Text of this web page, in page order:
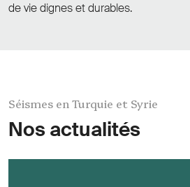
de vie dignes et durables.
Séismes en Turquie et Syrie
Nos actualités